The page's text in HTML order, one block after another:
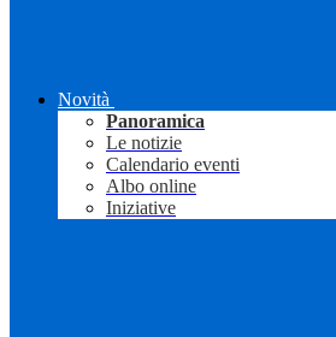
Novità
Panoramica
Le notizie
Calendario eventi
Albo online
Iniziative